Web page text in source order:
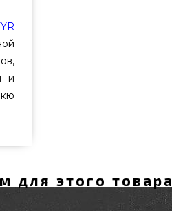
и
для этого товара